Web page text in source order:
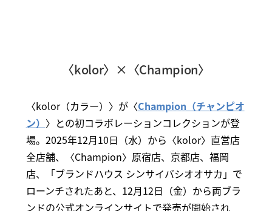
〈kolor〉×〈Champion〉
〈kolor（カラー）〉が〈Champion（チャンピオ
ン） 〉との初コラボレーションコレクションが登
場。2025年12月10日（水）から〈kolor〉直営店
全店舗、〈Champion〉原宿店、京都店、福岡
店、「ブランドハウス シンサイバシオオサカ」で
ローンチされたあと、12月12日（金）から両ブラ
ンドの公式オンラインサイトで発売が開始され